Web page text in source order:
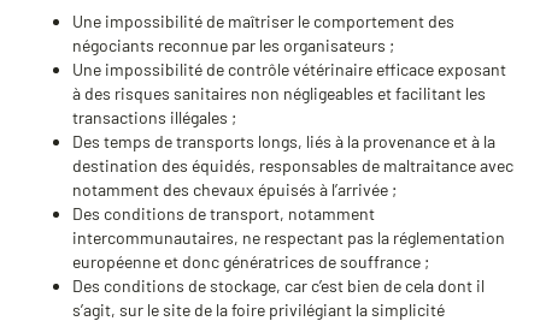
Une impossibilité de maîtriser le comportement des
négociants reconnue par les organisateurs ;
Une impossibilité de contrôle vétérinaire efficace exposant
à des risques sanitaires non négligeables et facilitant les
transactions illégales ;
Des temps de transports longs, liés à la provenance et à la
destination des équidés, responsables de maltraitance avec
notamment des chevaux épuisés à l’arrivée ;
Des conditions de transport, notamment
intercommunautaires, ne respectant pas la réglementation
européenne et donc génératrices de souffrance ;
Des conditions de stockage, car c’est bien de cela dont il
s’agit, sur le site de la foire privilégiant la simplicité